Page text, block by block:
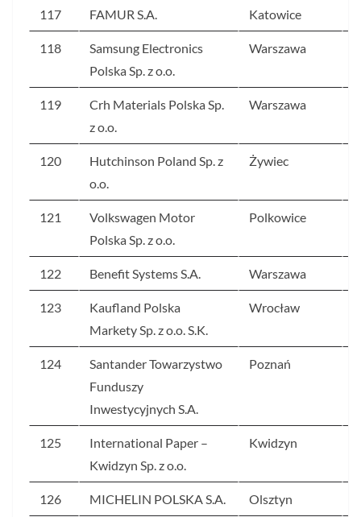
117 FAMUR S.A. Katowice
118
Samsung Electronics
Polska Sp. z o.o.
Warszawa
119
Crh Materials Polska Sp.
z o.o.
Warszawa
120
Hutchinson Poland Sp. z
o.o.
Żywiec
121
Volkswagen Motor
Polska Sp. z o.o.
Polkowice
122 Benefit Systems S.A. Warszawa
123
Kaufland Polska
Markety Sp. z o.o. S.K.
Wrocław
124
Santander Towarzystwo
Funduszy
Inwestycyjnych S.A.
Poznań
125
International Paper –
Kwidzyn Sp. z o.o.
Kwidzyn
126 MICHELIN POLSKA S.A. Olsztyn